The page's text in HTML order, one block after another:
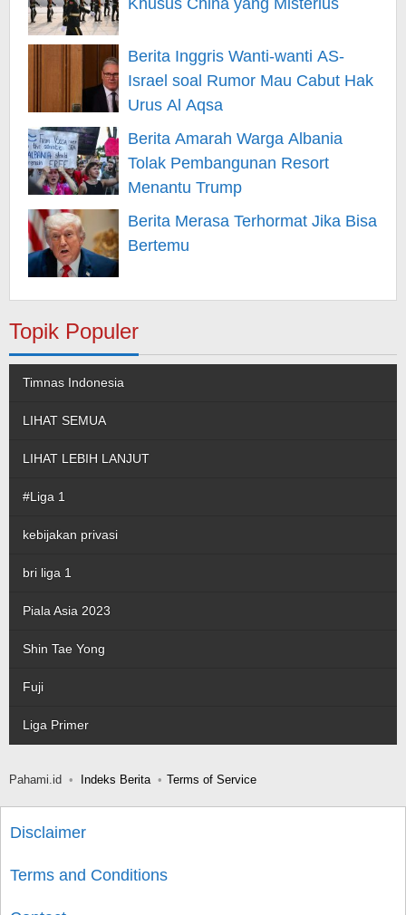
Khusus China yang Misterius
Berita Inggris Wanti-wanti AS-
Israel soal Rumor Mau Cabut Hak
Urus Al Aqsa
Berita Amarah Warga Albania
Tolak Pembangunan Resort
Menantu Trump
Berita Merasa Terhormat Jika Bisa
Bertemu
Topik Populer
Timnas Indonesia
LIHAT SEMUA
LIHAT LEBIH LANJUT
#Liga 1
kebijakan privasi
bri liga 1
Piala Asia 2023
Shin Tae Yong
Fuji
Liga Primer
Pahami.id Indeks Berita Terms of Service
Disclaimer
Terms and Conditions